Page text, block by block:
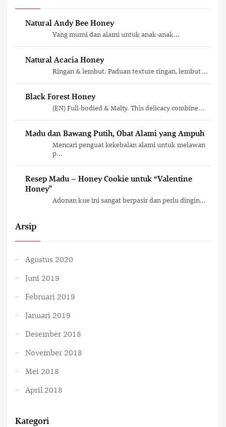
Natural Andy Bee Honey
Yang murni dan alami untuk anak-anak...
Natural Acacia Honey
Ringan & lembut. Paduan texture ringan, lembut ...
Black Forest Honey
(EN) Full-bodied & Malty. This delicacy combine...
Madu dan Bawang Putih, Obat Alami yang Ampuh
Mencari penguat kekebalan alami untuk melawan
p...
Resep Madu – Honey Cookie untuk “Valentine
Honey”
Adonan kue ini sangat berpasir dan perlu dingin...
Arsip
Agustus 2020
Juni 2019
Februari 2019
Januari 2019
Desember 2018
November 2018
Mei 2018
April 2018
Kategori